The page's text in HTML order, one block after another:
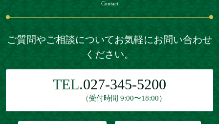
Contact
ご質問やご相談についてお気軽にお問い合わせ
ください。
TEL.027-345-5200
（受付時間 9:00〜18:00）